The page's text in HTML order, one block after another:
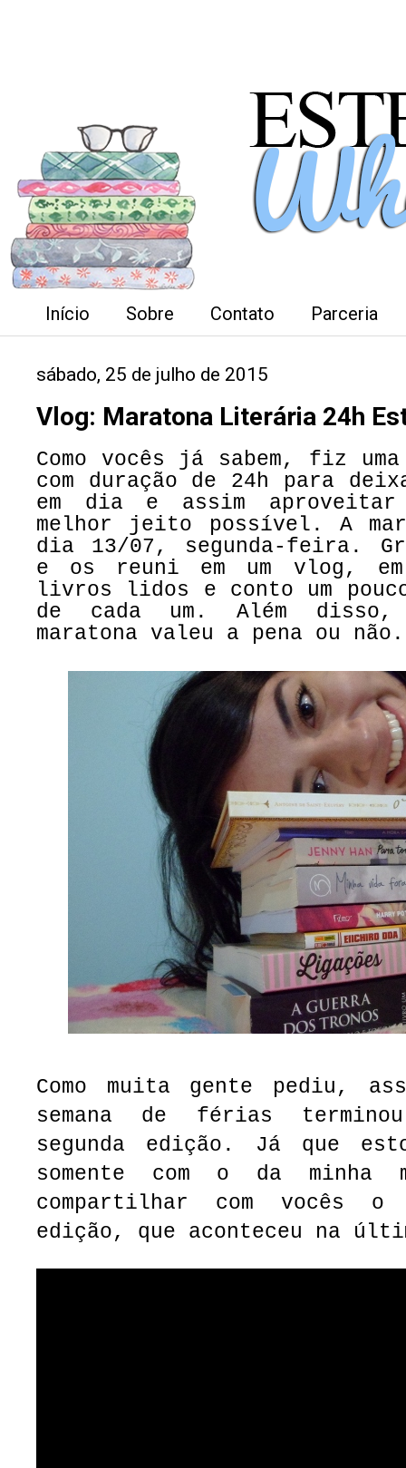
Início Sobre Contato Parceria
sábado, 25 de julho de 2015
Vlog: Maratona Literária 24h
Como vocês já sabem, fiz
com duração de 24h para
em dia e assim
melhor jeito possível. A
dia 13/07, segunda-feira.
e os reuni em um vlog,
livros lidos e conto um
de cada um. Além disso,
maratona valeu a pena ou não.
Como muita gente pediu,
semana de férias
segunda edição. Já que
somente com o da minha
compartilhar com vocês o
edição, que aconteceu na